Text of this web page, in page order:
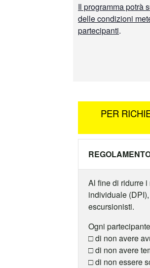
Il programma potrà
delle condizioni
partecipanti.
PER
Al fine di ridurre
individuale
escursionisti.
Ogni
□ di non avere
□ di non avere
□ di non essere